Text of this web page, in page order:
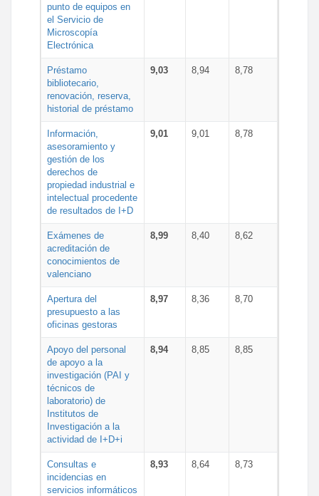
punto de equipos en
el Servicio de
Microscopía
Electrónica
Préstamo
bibliotecario,
renovación, reserva,
historial de préstamo
9,03 8,94 8,78
Información,
asesoramiento y
gestión de los
derechos de
propiedad industrial e
intelectual procedente
de resultados de I+D
9,01 9,01 8,78
Exámenes de
acreditación de
conocimientos de
valenciano
8,99 8,40 8,62
Apertura del
presupuesto a las
oficinas gestoras
8,97 8,36 8,70
Apoyo del personal
de apoyo a la
investigación (PAI y
técnicos de
laboratorio) de
Institutos de
Investigación a la
actividad de I+D+i
8,94 8,85 8,85
Consultas e
incidencias en
servicios informáticos
8,93 8,64 8,73